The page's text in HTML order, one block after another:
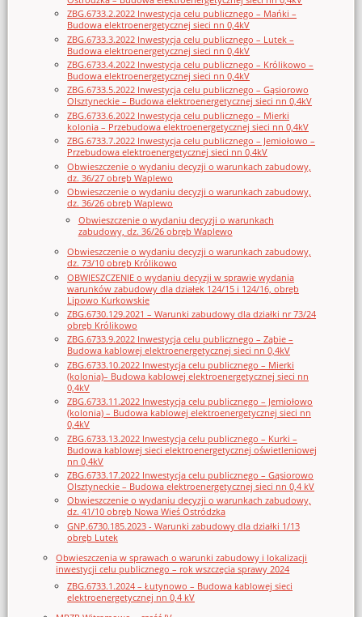
ZBG.6733.2.2022 Inwestycja celu publicznego – Mańki –
Budowa elektroenergetycznej sieci nn 0,4kV
ZBG.6733.3.2022 Inwestycja celu publicznego – Lutek –
Budowa elektroenergetycznej sieci nn 0,4kV
ZBG.6733.4.2022 Inwestycja celu publicznego – Królikowo –
Budowa elektroenergetycznej sieci nn 0,4kV
ZBG.6733.5.2022 Inwestycja celu publicznego – Gąsiorowo
Olsztyneckie – Budowa elektroenergetycznej sieci nn 0,4kV
ZBG.6733.6.2022 Inwestycja celu publicznego – Mierki
kolonia – Przebudowa elektroenergetycznej sieci nn 0,4kV
ZBG.6733.7.2022 Inwestycja celu publicznego – Jemiołowo –
Przebudowa elektroenergetycznej sieci nn 0,4kV
Obwieszczenie o wydaniu decyzji o warunkach zabudowy,
dz. 36/27 obręb Waplewo
Obwieszczenie o wydaniu decyzji o warunkach zabudowy,
dz. 36/26 obręb Waplewo
Obwieszczenie o wydaniu decyzji o warunkach
zabudowy, dz. 36/26 obręb Waplewo
Obwieszczenie o wydaniu decyzji o warunkach zabudowy,
dz. 73/10 obręb Królikowo
OBWIESZCZENIE o wydaniu decyzji w sprawie wydania
warunków zabudowy dla działek 124/15 i 124/16, obręb
Lipowo Kurkowskie
ZBG.6730.129.2021 – Warunki zabudowy dla działki nr 73/24
obręb Królikowo
ZBG.6733.9.2022 Inwestycja celu publicznego – Ząbie –
Budowa kablowej elektroenergetycznej sieci nn 0,4kV
ZBG.6733.10.2022 Inwestycja celu publicznego – Mierki
(kolonia)– Budowa kablowej elektroenergetycznej sieci nn
0,4kV
ZBG.6733.11.2022 Inwestycja celu publicznego – Jemiołowo
(kolonia) – Budowa kablowej elektroenergetycznej sieci nn
0,4kV
ZBG.6733.13.2022 Inwestycja celu publicznego – Kurki –
Budowa kablowej sieci elektroenergetycznej oświetleniowej
nn 0,4kV
ZBG.6733.17.2022 Inwestycja celu publicznego – Gąsiorowo
Olsztyneckie – Budowa elektroenergetycznej sieci nn 0,4 kV
Obwieszczenie o wydaniu decyzji o warunkach zabudowy,
dz. 41/10 obręb Nowa Wieś Ostródzka
GNP.6730.185.2023 - Warunki zabudowy dla działki 1/13
obręb Lutek
Obwieszczenia w sprawach o warunki zabudowy i lokalizacji
inwestycji celu publicznego – rok wszczęcia sprawy 2024
ZBG.6733.1.2024 – Łutynowo – Budowa kablowej sieci
elektroenergetycznej nn 0,4 kV